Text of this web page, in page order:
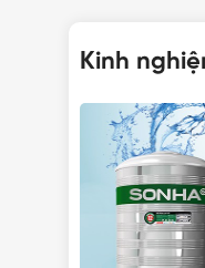
Kinh